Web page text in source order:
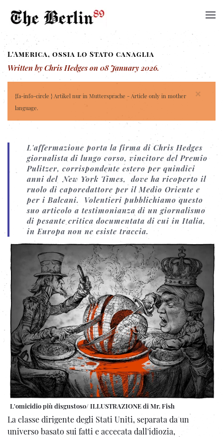
L'America, ossia lo Stato canaglia
Written by Chris Hedges on 08 January 2026.
×
{fa-info-circle } Artikel nur in Muttersprache - Article only in mother
language.
L'affermazione porta la firma di Chris Hedges
giornalista di lungo corso, vincitore del Premio
Pulitzer, corrispondente estero per quindici
anni del New York Times, dove ha ricoperto il
ruolo di caporedattore per il Medio Oriente e
per i Balcani. Volentieri pubblichiamo questo
suo articolo a testimonianza di un giornalismo
di pesante critica documentata di cui in Italia,
in Europa non ne esiste traccia.
L'omicidio più disgustoso/ ILLUSTRAZIONE di Mr. Fish
La classe dirigente degli Stati Uniti, separata da un
universo basato sui fatti e accecata dall'idiozia,